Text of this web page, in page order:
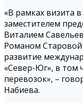
«В рамках визита
заместителем
Виталием
Романом
развитие
«Север-Юг», в том
перевозок», –
Набиева.